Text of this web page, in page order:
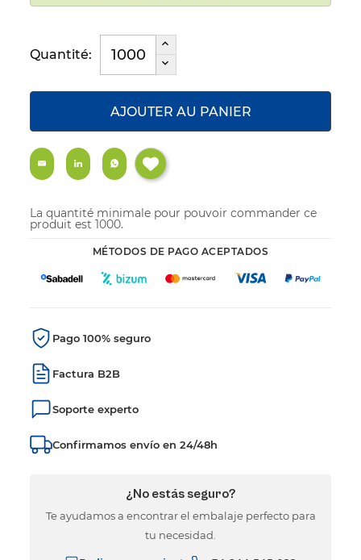
Quantité:
AJOUTER AU PANIER
La quantité minimale pour pouvoir commander ce
produit est 1000.
MÉTODOS DE PAGO ACEPTADOS
Pago 100% seguro
Factura B2B
Soporte experto
Confirmamos envío en 24/48h
¿No estás seguro?
Te ayudamos a encontrar el embalaje perfecto para
tu necesidad.